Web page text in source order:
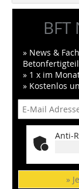
» News &
» 1 x im
» Kostenlos
Anti-
»